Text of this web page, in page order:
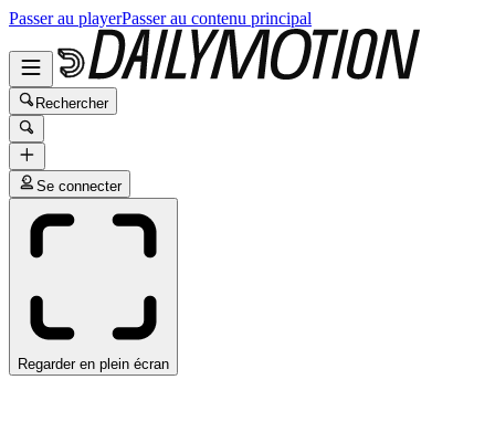
Passer au playerPasser au contenu principal
Rechercher
Se connecter
Regarder en plein écran